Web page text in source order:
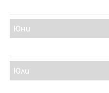
Юни
Юли